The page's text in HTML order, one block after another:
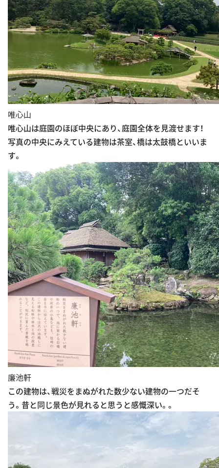
唯心山
唯心山は庭園のほぼ中央にあり、庭園全体を見渡せます！
写真の中央にみえている建物は茶室、橋は太鼓橋といいま
す。
廉池軒
この建物は、戦災をまぬがれた数少ない建物の一つだそ
う。昔と同じ景色が見れると思うと感慨深い。。